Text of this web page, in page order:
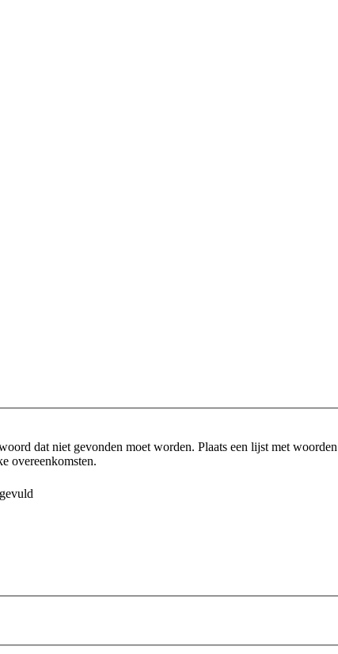
dat niet gevonden moet worden. Plaats een lijst met
overeenkomsten.